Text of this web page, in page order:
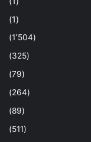
(1)
(1٬504)
(325)
(79)
(264)
(89)
(511)